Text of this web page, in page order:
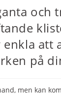
och
att
på
men kan